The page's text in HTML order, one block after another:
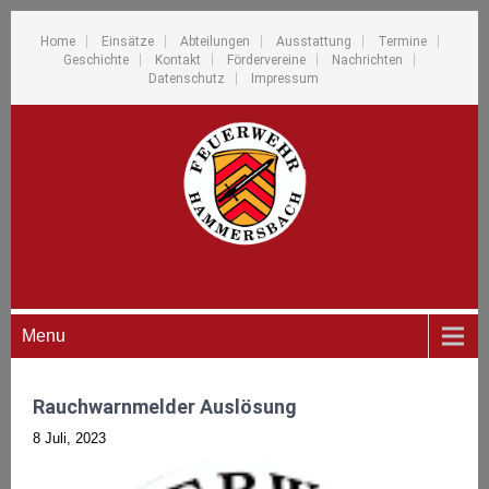
Home Einsätze Abteilungen Ausstattung
Termine
Geschichte
Kontakt Fördervereine
Nachrichten
Datenschutz
Impressum
Menu
Rauchwarnmelder Auslösung
8 Juli, 2023